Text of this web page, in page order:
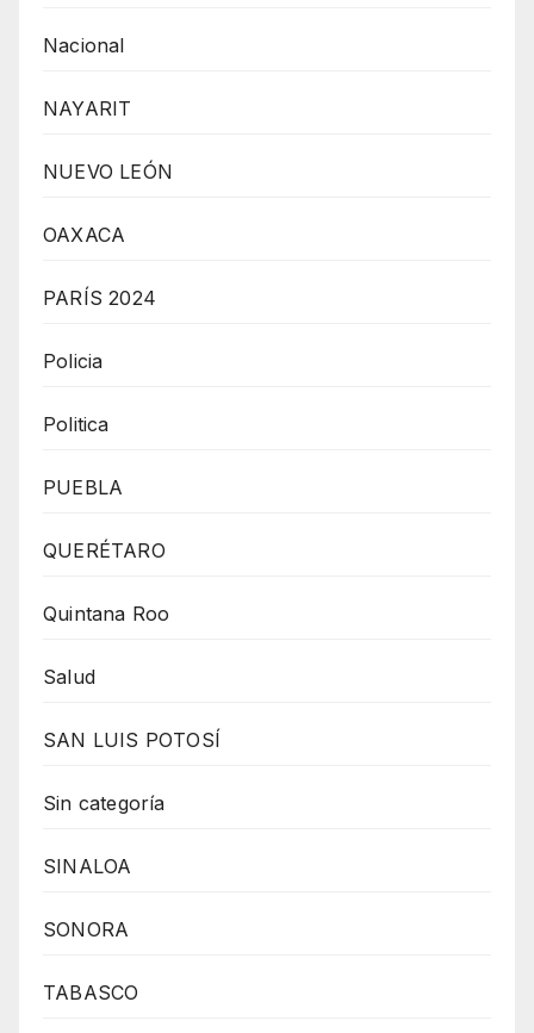
Nacional
NAYARIT
NUEVO LEÓN
OAXACA
PARÍS 2024
Policia
Politica
PUEBLA
QUERÉTARO
Quintana Roo
Salud
SAN LUIS POTOSÍ
Sin categoría
SINALOA
SONORA
TABASCO